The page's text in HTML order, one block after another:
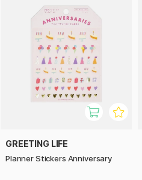
GREETING LIFE
Planner Stickers Anniversary